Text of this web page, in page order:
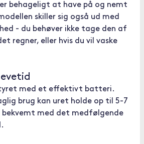
behageligt at have på og nemt
skiller sig også ud med
- du behøver ikke tage den af
regner, eller hvis du vil vaske
med et effektivt batteri.
brug kan uret holde op til 5-7
med det medfølgende